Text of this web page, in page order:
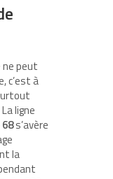
ne peut
c’est à
ligne
s’avère
la